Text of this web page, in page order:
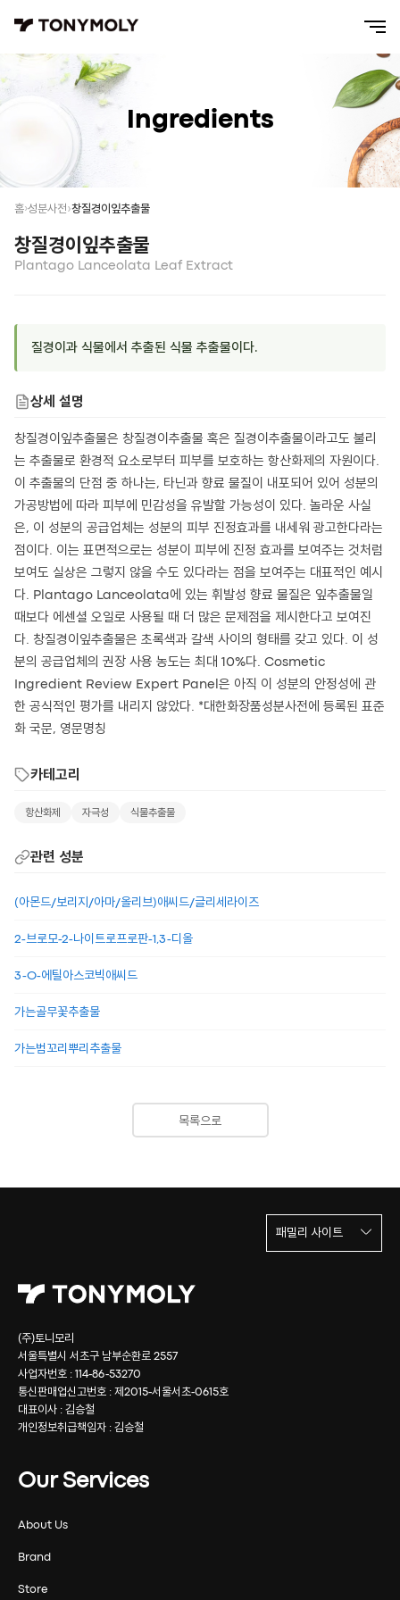
Ingredients
홈 성분사전 창질경이잎추출물
창질경이잎추출물
Plantago Lanceolata Leaf Extract
질경이과 식물에서 추출된 식물 추출물이다.
상세 설명
창질경이잎추출물은 창질경이추출물 혹은 질경이추출물이라고도 불리
는 추출물로 환경적 요소로부터 피부를 보호하는 항산화제의 자원이다.
이 추출물의 단점 중 하나는, 타닌과 향료 물질이 내포되어 있어 성분의
가공방법에 따라 피부에 민감성을 유발할 가능성이 있다. 놀라운 사실
은, 이 성분의 공급업체는 성분의 피부 진정효과를 내세워 광고한다라는
점이다. 이는 표면적으로는 성분이 피부에 진정 효과를 보여주는 것처럼
보여도 실상은 그렇지 않을 수도 있다라는 점을 보여주는 대표적인 예시
다. Plantago Lanceolata에 있는 휘발성 향료 물질은 잎추출물일
때보다 에센셜 오일로 사용될 때 더 많은 문제점을 제시한다고 보여진
다. 창질경이잎추출물은 초록색과 갈색 사이의 형태를 갖고 있다. 이 성
분의 공급업체의 권장 사용 농도는 최대 10%다. Cosmetic
Ingredient Review Expert Panel은 아직 이 성분의 안정성에 관
한 공식적인 평가를 내리지 않았다. *대한화장품성분사전에 등록된 표준
화 국문, 영문명칭
카테고리
항산화제 자극성 식물추출물
관련 성분
(아몬드/보리지/아마/올리브)애씨드/글리세라이즈
2-브로모-2-나이트로프로판-1,3-디올
3-O-에틸아스코빅애씨드
가는골무꽃추출물
가는범꼬리뿌리추출물
목록으로
(주)토니모리
서울특별시 서초구 남부순환로 2557
사업자번호 : 114-86-53270
통신판매업신고번호 : 제2015-서울서초-0615호
대표이사 : 김승철
개인정보취급책임자 : 김승철
Our Services
About Us
Brand
Store
패밀리 사이트